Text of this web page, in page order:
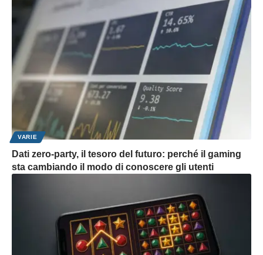
VARIE
Dati zero-party, il tesoro del futuro: perché il gaming
sta cambiando il modo di conoscere gli utenti